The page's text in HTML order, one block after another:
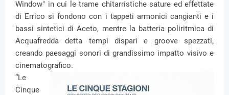
Window" in cui le trame chitarristiche sature ed effettate
di Errico si fondono con i tappeti armonici cangianti e i
bassi sintetici di Aceto, mentre la batteria poliritmica di
Acquafredda detta tempi dispari e groove spezzati,
creando paesaggi sonori di grandissimo impatto visivo e
cinematografico.
“Le
Cinque